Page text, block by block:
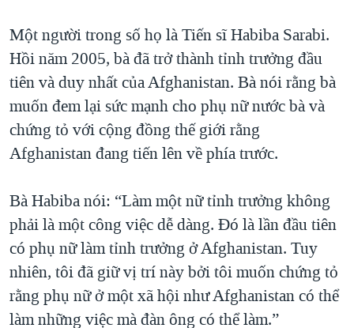
Một người trong số họ là Tiến sĩ Habiba Sarabi.
Hồi năm 2005, bà đã trở thành tỉnh trưởng đầu
tiên và duy nhất của Afghanistan. Bà nói rằng bà
muốn đem lại sức mạnh cho phụ nữ nước bà và
chứng tỏ với cộng đồng thế giới rằng
Afghanistan đang tiến lên về phía trước.
Bà Habiba nói: “Làm một nữ tỉnh trưởng không
phải là một công việc dễ dàng. Đó là lần đầu tiên
có phụ nữ làm tỉnh trưởng ở Afghanistan. Tuy
nhiên, tôi đã giữ vị trí này bởi tôi muốn chứng tỏ
rằng phụ nữ ở một xã hội như Afghanistan có thể
làm những việc mà đàn ông có thể làm.”